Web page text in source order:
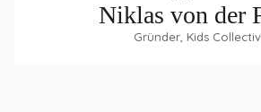
présentés ne sont pas inclus.
Niklas von der
Gründer, Kids